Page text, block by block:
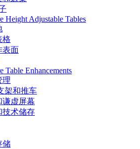
Height Adjustable Tables
格
表面
Table Enhancements
理
架和推车
谦虚屏幕
技术储存
储